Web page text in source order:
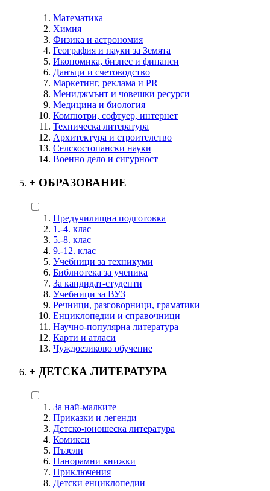
Математика
Химия
Физика и астрономия
География и науки за Земята
Икономика, бизнес и финанси
Данъци и счетоводство
Маркетинг, реклама и PR
Мениджмънт и човешки ресурси
Медицина и биология
Компютри, софтуер, интернет
Техническа литература
Архитектура и строителство
Селскостопански науки
Военно дело и сигурност
+ ОБРАЗОВАНИЕ
Предучилищна подготовка
1.-4. клас
5.-8. клас
9.-12. клас
Учебници за техникуми
Библиотека за ученика
За кандидат-студенти
Учебници за ВУЗ
Речници, разговорници, граматики
Енциклопедии и справочници
Научно-популярна литература
Карти и атласи
Чуждоезиково обучение
+ ДЕТСКА ЛИТЕРАТУРА
За най-малките
Приказки и легенди
Детско-юношеска литература
Комикси
Пъзели
Панорамни книжки
Приключения
Детски енциклопедии